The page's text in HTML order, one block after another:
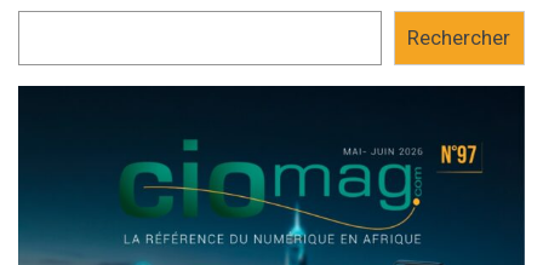
Rechercher